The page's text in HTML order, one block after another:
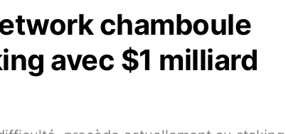
chamboule
avec $1 milliard